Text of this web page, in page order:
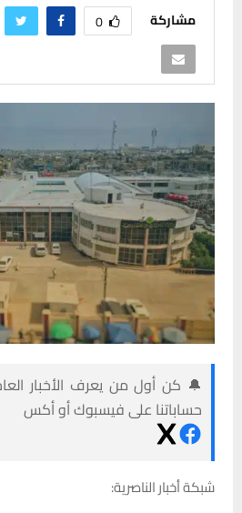
مشاركة 0
🔔 كن أول من يعرف الأخبار
حساباتنا على فيسبوك أو أكس
شبكة أخبار الناصرية: